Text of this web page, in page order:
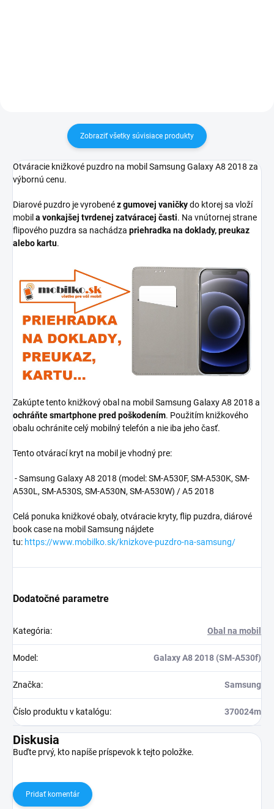
Zobraziť všetky súvisiace produkty
Otváracie knižkové puzdro na mobil Samsung Galaxy A8 2018 za
výbornú cenu.
Diarové puzdro je vyrobenéz gumovej vaničkydo ktorej sa vloží
mobil a vonkajšej tvrdenej zatváracej časti. Na vnútornej strane
flipového puzdra sa nachádza priehradka na doklady, preukaz
alebo kartu.
Zakúpte tento knižkový obal na mobil Samsung Galaxy A8 2018 a
ochráňte smartphone pred poškodením. Použitím knižkového
obalu ochránite celý mobilný telefón a nie iba jeho časť.
Tento otvárací kryt na mobil je vhodný pre:
- Samsung Galaxy A8 2018 (model:SM-A530F, SM-A530K, SM-
A530L, SM-A530S, SM-A530N, SM-A530W) / A5 2018
Celá ponuka knižkové obaly, otváracie kryty, flip puzdra, diárové
book case na mobil Samsung nájdete
tu: https://www.mobilko.sk/knizkove-puzdro-na-samsung/
Dodatočné parametre
Kategória: Obal na mobil
Model : Galaxy A8 2018 (SM-A530f)
Značka: Samsung
Číslo produktu v katalógu: 370024m
Diskusia
Buďte prvý, kto napíše príspevok k tejto položke.
Pridať komentár